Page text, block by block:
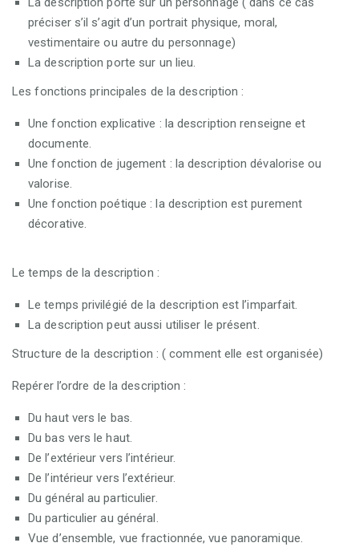
préciser s’il s’agit d’un portrait physique, moral,
vestimentaire ou autre du personnage)
La description porte sur un lieu.
Les fonctions principales de la description :
Une fonction explicative : la description renseigne et
documente.
Une fonction de jugement : la description dévalorise ou
valorise.
Une fonction poétique : la description est purement
décorative.
Le temps de la description :
Le temps privilégié de la description est l’imparfait.
La description peut aussi utiliser le présent.
Structure de la description : ( comment elle est organisée)
Repérer l’ordre de la description :
Du haut vers le bas.
Du bas vers le haut.
De l’extérieur vers l’intérieur.
De l’intérieur vers l’extérieur.
Du général au particulier.
Du particulier au général.
Vue d’ensemble, vue fractionnée, vue panoramique.